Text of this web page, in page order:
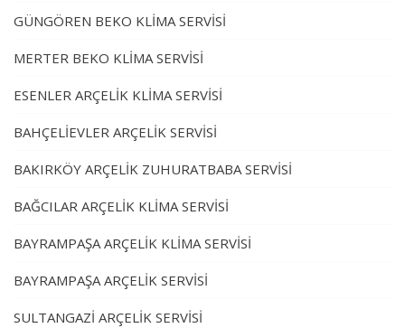
GÜNGÖREN BEKO KLİMA SERVİSİ
MERTER BEKO KLİMA SERVİSİ
ESENLER ARÇELİK KLİMA SERVİSİ
BAHÇELİEVLER ARÇELİK SERVİSİ
BAKIRKÖY ARÇELİK ZUHURATBABA SERVİSİ
BAĞCILAR ARÇELİK KLİMA SERVİSİ
BAYRAMPAŞA ARÇELİK KLİMA SERVİSİ
BAYRAMPAŞA ARÇELİK SERVİSİ
SULTANGAZİ ARÇELİK SERVİSİ